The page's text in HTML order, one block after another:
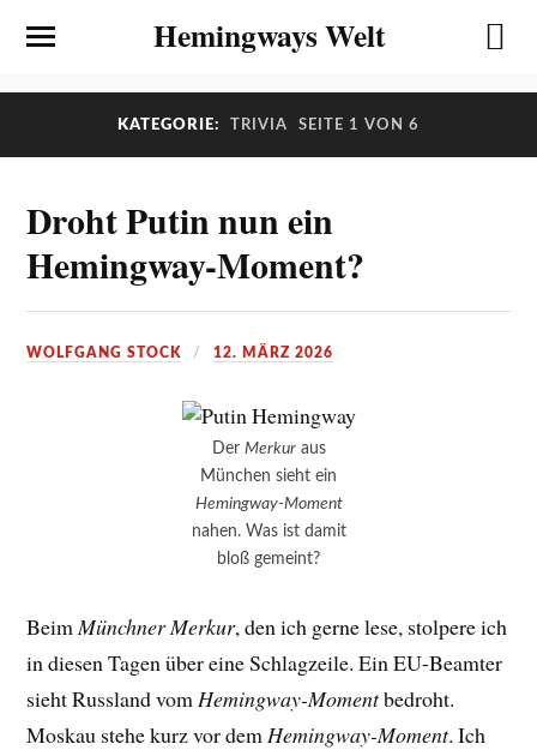
Hemingways Welt
KATEGORIE: TRIVIA SEITE 1 VON 6
Droht Putin nun ein
Hemingway-Moment?
WOLFGANG STOCK 12. MÄRZ 2026
Der Merkuraus
München sieht ein
Hemingway-Moment
nahen. Was ist damit
bloß gemeint?
BeimMünchner Merkur, den ich gerne lese, stolpere ich
in diesen Tagen über eine Schlagzeile. Ein EU-Beamter
sieht Russland vomHemingway-Momentbedroht.
Moskau stehe kurz vor demHemingway-Moment. Ich